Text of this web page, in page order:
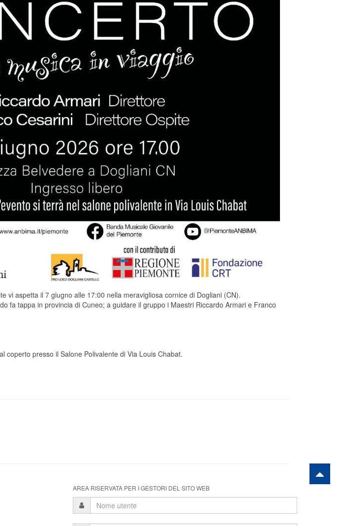
vi aspetta il 7 giugno alle 17:00 nella meravigliosa cornice di Dogliani (CN).
fa tappa in provincia di Cuneo; a guidare il gruppo i Maestri Riccardo Armari e Franco
coperto presso il Salone Polivalente di Via Louis Chabat.
la Filarmonica "Il Risveglio"
AREA RISERVATA PER I GESTORI DEL SITO WEB